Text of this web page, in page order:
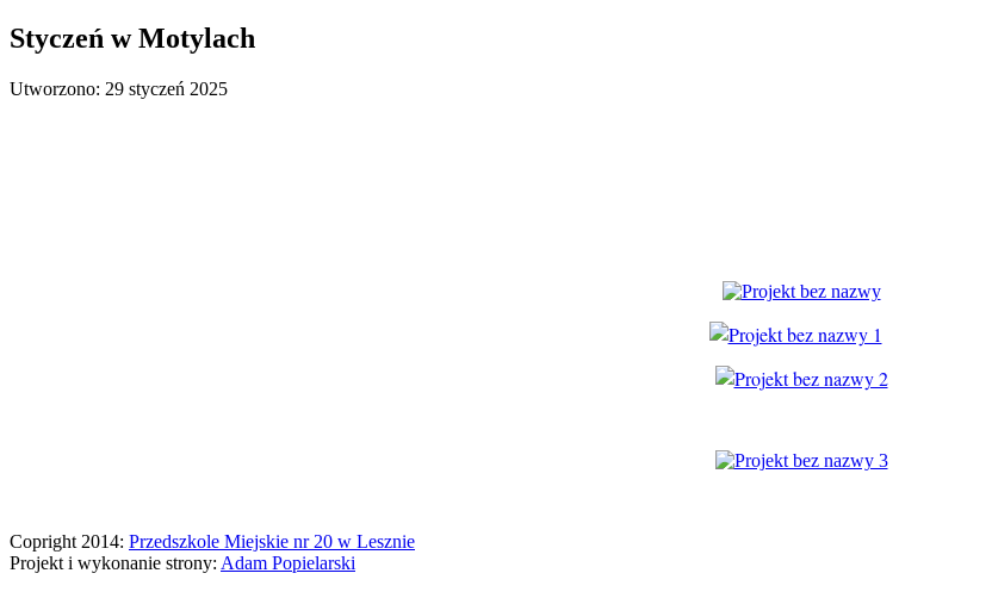
Styczeń w Motylach
Utworzono: 29 styczeń 2025
Copright 2014: Przedszkole Miejskie nr 20 w Lesznie
Projekt i wykonanie strony: Adam Popielarski